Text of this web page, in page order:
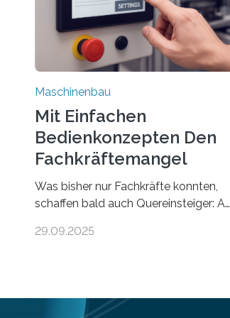
Maschinenbau
Mit Einfachen
Bedienkonzepten Den
Fachkräftemangel
Bekämpfen
Was bisher nur Fachkräfte konnten,
schaffen bald auch Quereinsteiger: Am
Forscher vom Fraunhofer IPA das
können. Die zugrunde liegende
29.09.2025